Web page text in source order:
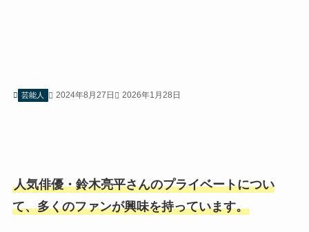
芸能人 2024年8月27日 2026年1月28日
人気俳優・鈴木亮平さんのプライベートについ
て、多くのファンが興味を持っています。